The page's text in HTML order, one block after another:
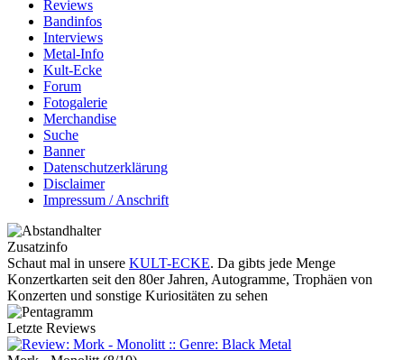
Reviews
Bandinfos
Interviews
Metal-Info
Kult-Ecke
Forum
Fotogalerie
Merchandise
Suche
Banner
Datenschutzerklärung
Disclaimer
Impressum / Anschrift
Zusatzinfo
Schaut mal in unsere KULT-ECKE. Da gibts jede Menge
Konzertkarten seit den 80er Jahren, Autogramme, Trophäen von
Konzerten und sonstige Kuriositäten zu sehen
Letzte Reviews